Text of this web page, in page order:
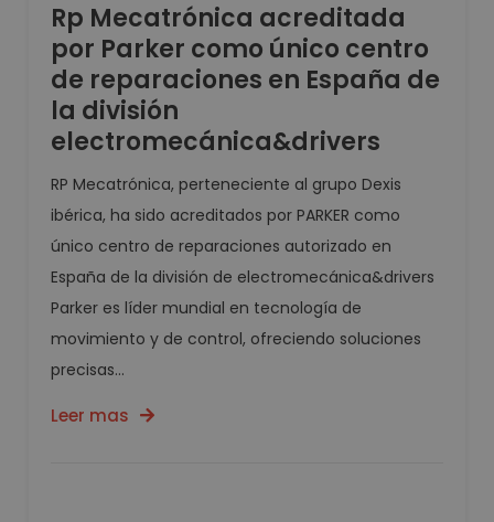
Rp Mecatrónica acreditada
por Parker como único centro
de reparaciones en España de
la división
electromecánica&drivers
RP Mecatrónica, perteneciente al grupo Dexis
ibérica, ha sido acreditados por PARKER como
único centro de reparaciones autorizado en
España de la división de electromecánica&drivers
Parker es líder mundial en tecnología de
movimiento y de control, ofreciendo soluciones
precisas...
Leer mas